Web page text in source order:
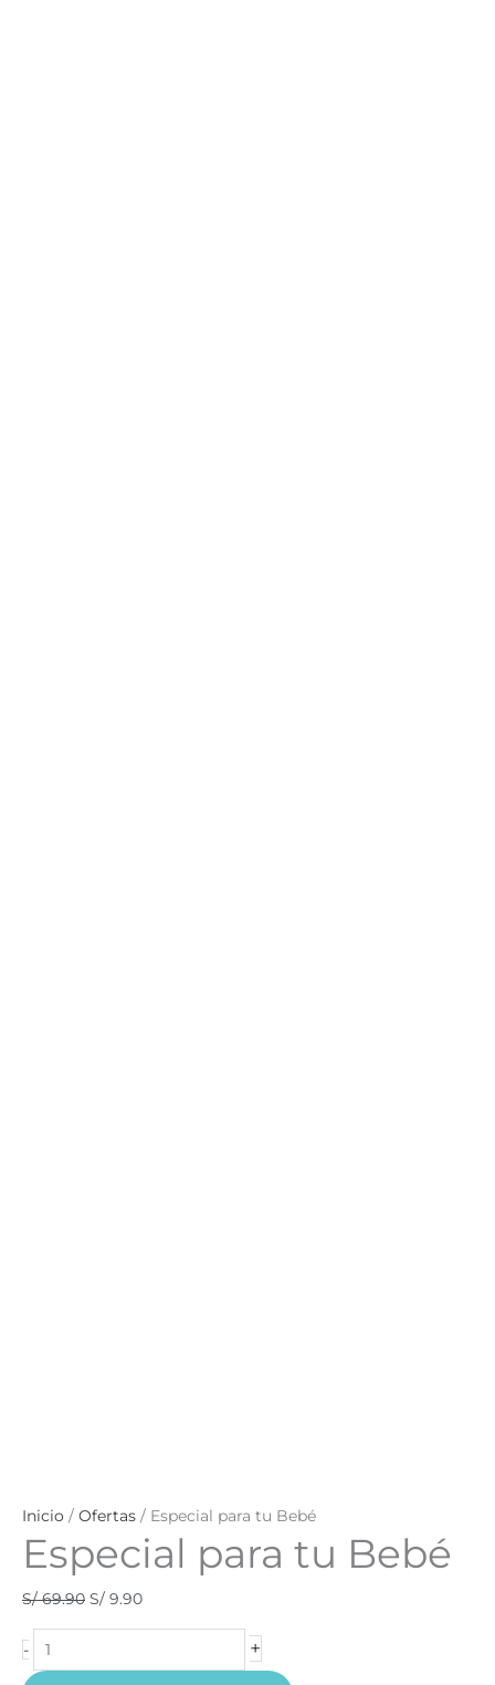
Inicio / Ofertas / Especial para tu Bebé
Especial para tu Bebé
S/69.90 S/ 9.90
- +